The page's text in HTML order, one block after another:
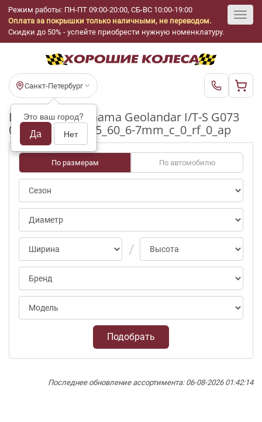
Режим работы: ПН-ПТ 09:00-20:00, СБ-ВС 10:00-19:00
Оплата за покрышки только наличными, не переводом.
Скидки до 50% - успейте приобрести нужную номенклатуру.
Санкт-Петербург
Это ваш город?
Да Нет
Шины бу Yokohama Geolandar I/T-S G073
0/notpct R17_235_60_6-7mm_c_0_rf_0_ap
По размерам По автомобилю
Подобрать
Последнее обновление ассортимента: 06-08-2026 01:42:14